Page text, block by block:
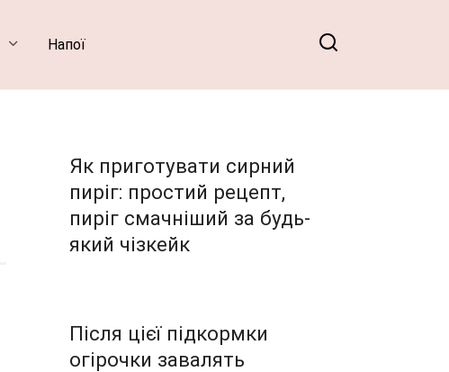
Напої
Як приготувати сирний
пиріг: простий рецепт,
пиріг смачніший за будь-
який чізкейк
Після цієї підкормки
огірочки завалять